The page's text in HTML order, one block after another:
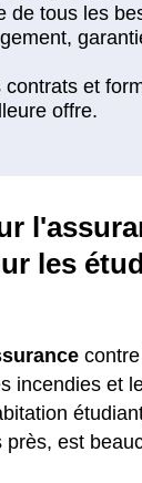
les
incendies et
est